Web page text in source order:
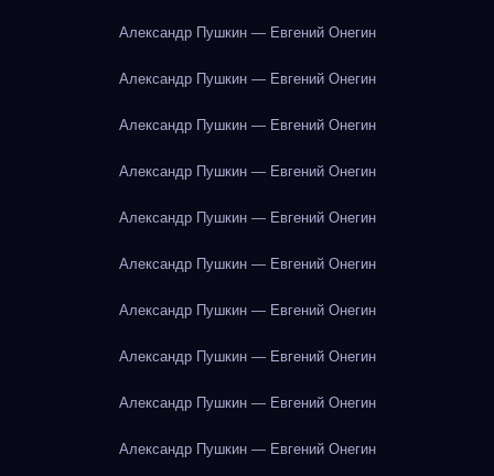
Александр Пушкин — Евгений Онегин
Александр Пушкин — Евгений Онегин
Александр Пушкин — Евгений Онегин
Александр Пушкин — Евгений Онегин
Александр Пушкин — Евгений Онегин
Александр Пушкин — Евгений Онегин
Александр Пушкин — Евгений Онегин
Александр Пушкин — Евгений Онегин
Александр Пушкин — Евгений Онегин
Александр Пушкин — Евгений Онегин